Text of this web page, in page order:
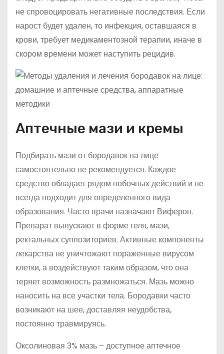
не спровоцировать негативные последствия. Если
нарост будет удален, то инфекция, оставшаяся в
крови, требует медикаментозной терапии, иначе в
скором времени может наступить рецидив.
Аптечные мази и кремы
Подбирать мази от бородавок на лице
самостоятельно не рекомендуется. Каждое
средство обладает рядом побочных действий и не
всегда подходит для определенного вида
образования. Часто врачи назначают Виферон.
Препарат выпускают в форме геля, мази,
ректальных суппозиториев. Активные компоненты
лекарства не уничтожают пораженные вирусом
клетки, а воздействуют таким образом, что она
теряет возможность размножаться. Мазь можно
наносить на все участки тела. Бородавки часто
возникают на шее, доставляя неудобства,
постоянно травмируясь.
Оксолиновая 3% мазь – доступное аптечное